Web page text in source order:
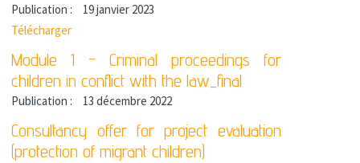
Publication :
19 janvier 2023
Télécharger
Module 1 - Criminal proceedings for
children in conflict with the law_final
Publication : 13 décembre 2022
Consultancy offer for project evaluation
(protection of migrant children)